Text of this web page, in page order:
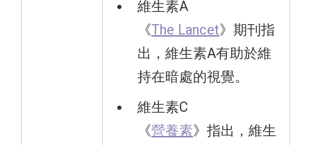
維生素A
《The Lancet》期刊指
出，維生素A有助於維
持在暗處的視覺。
維生素C
《營養素》指出，維生